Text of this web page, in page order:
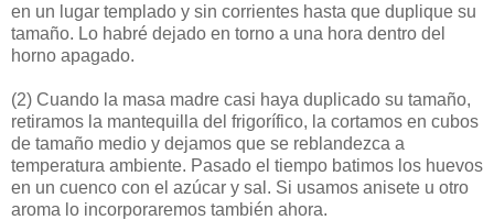
en un lugar templado y sin corrientes hasta que duplique su
tamaño. Lo habré dejado en torno a una hora dentro del
horno apagado.
(2) Cuando la masa madre casi haya duplicado su tamaño,
retiramos la mantequilla del frigorífico, la cortamos en cubos
de tamaño medio y dejamos que se reblandezca a
temperatura ambiente. Pasado el tiempo batimos los huevos
en un cuenco con el azúcar y sal. Si usamos anisete u otro
aroma lo incorporaremos también ahora.